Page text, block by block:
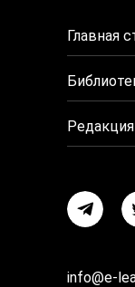
info@e-
Главная